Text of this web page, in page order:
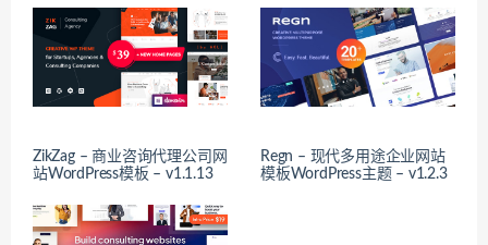
ZikZag – 商业咨询代理公司网
站WordPress模板 – v1.1.13
Regn – 现代多用途企业网站
模板WordPress主题 – v1.2.3